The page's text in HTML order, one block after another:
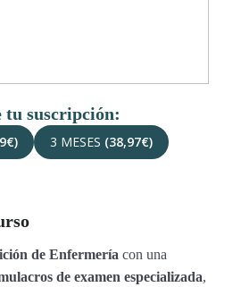
tu suscripción:
3 MESES (38,97€)
de Enfermería con una
de examen especializada,